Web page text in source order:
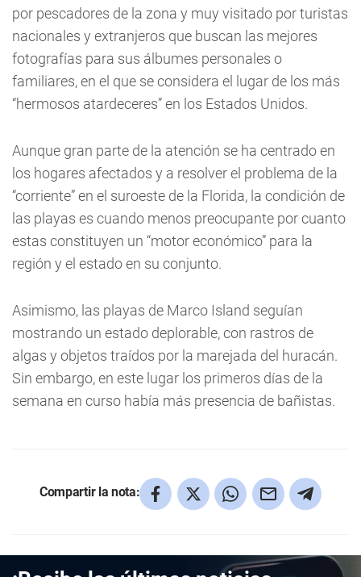
por pescadores de la zona y muy visitado por turistas
nacionales y extranjeros que buscan las mejores
fotografías para sus álbumes personales o
familiares, en el que se considera el lugar de los más
“hermosos atardeceres” en los Estados Unidos.
Aunque gran parte de la atención se ha centrado en
los hogares afectados y a resolver el problema de la
“corriente” en el suroeste de la Florida, la condición de
las playas es cuando menos preocupante por cuanto
estas constituyen un “motor económico” para la
región y el estado en su conjunto.
Asimismo, las playas de Marco Island seguían
mostrando un estado deplorable, con rastros de
algas y objetos traídos por la marejada del huracán.
Sin embargo, en este lugar los primeros días de la
semana en curso había más presencia de bañistas.
Compartir la nota: